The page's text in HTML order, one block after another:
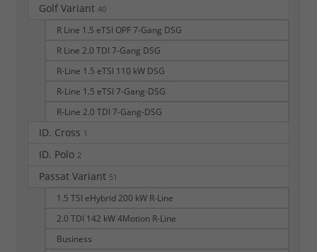
Golf Variant 40
R Line 1.5 eTSI OPF 7-Gang DSG
R Line 2.0 TDI 7-Gang DSG
R-Line 1.5 eTSI 110 kW DSG
R-Line 1.5 eTSI 7-Gang-DSG
R-Line 2.0 TDI 7-Gang-DSG
ID. Cross 1
ID. Polo 2
Passat Variant 51
1.5 TSI eHybrid 200 kW R-Line
2.0 TDI 142 kW 4Motion R-Line
Business